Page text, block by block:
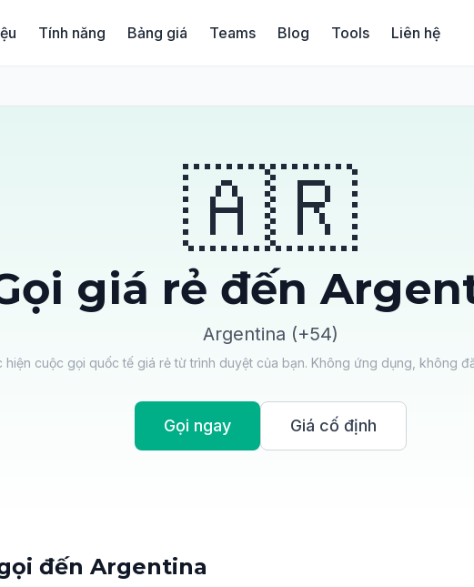
Tính năng Bảng giá Teams Blog Tools Liên hệ
🇦🇷
giá rẻ đến
Argentina (+54)
hiện cuộc gọi quốc tế giá rẻ từ trình duyệt của bạn. Không ứng dụng, không
Gọi ngay Giá cố định
đến Argentina